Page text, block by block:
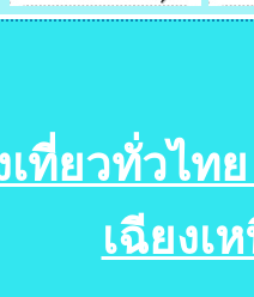
ที่ยวทั่วไท
เฉียงเ